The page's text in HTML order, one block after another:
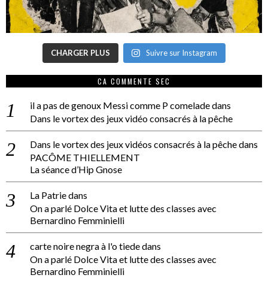
CHARGER PLUS Suivre sur Instagram
CA COMMENTE SEC
il a pas de genoux Messi comme P comeladedans
Dans le vortex des jeux vidéo consacrés à la pêche
Dans le vortex des jeux vidéos consacrés à la pêchedans
PACÔME THIELLEMENT
La séance d’Hip Gnose
La Patriedans
On a parlé Dolce Vita et lutte des classes avec
Bernardino Femminielli
carte noire negra à l'o tiededans
On a parlé Dolce Vita et lutte des classes avec
Bernardino Femminielli